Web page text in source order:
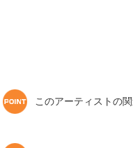
このアーティストの